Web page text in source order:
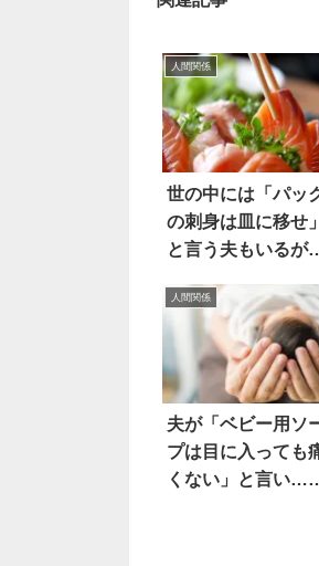
人間関係
世の中には「パッ
の刺身は皿に移せ」
と言う夫もいるが
人間関係
夫が「ベビー用ソ
プは目に入っても
くない」と言い…